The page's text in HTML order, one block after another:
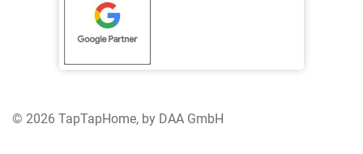
© 2026 TapTapHome, by DAA GmbH